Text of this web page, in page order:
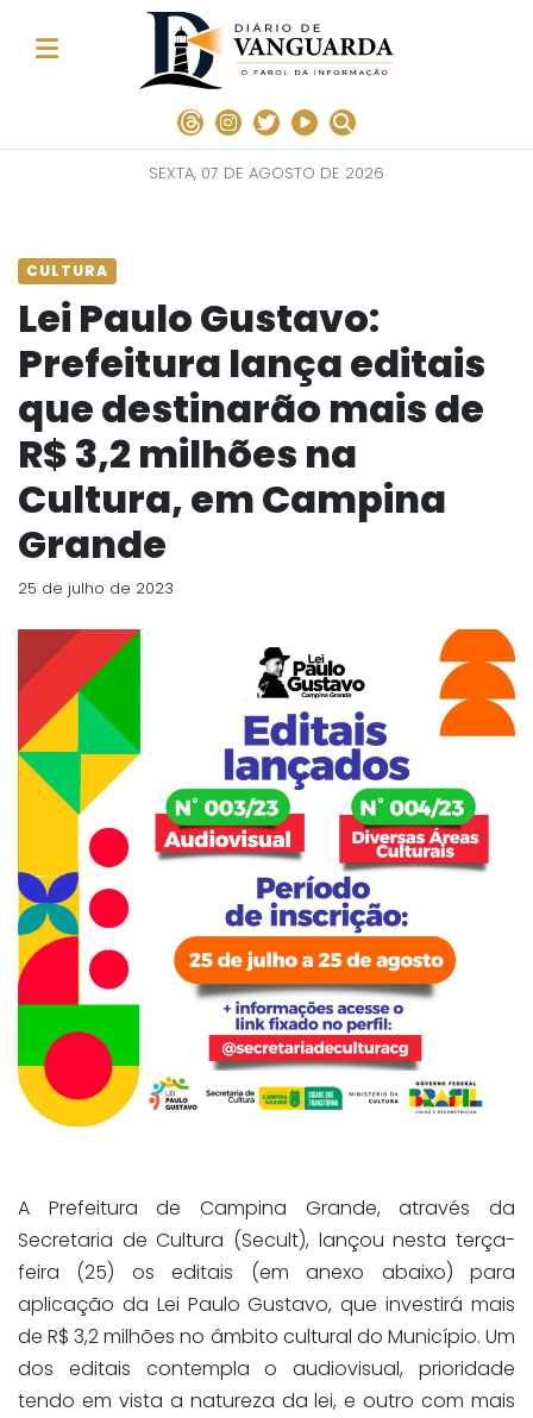
SEXTA, 07 DE AGOSTO DE 2026
CULTURA
Lei Paulo Gustavo:
Prefeitura lança editais
que destinarão mais de
R$ 3,2 milhões na
Cultura, em Campina
Grande
25 de julho de 2023
A Prefeitura de Campina Grande, através da
Secretaria de Cultura (Secult), lançou nesta terça-
feira (25) os editais (em anexo abaixo) para
aplicação da Lei Paulo Gustavo, que investirá mais
de R$ 3,2 milhões no âmbito cultural do Município. Um
dos editais contempla o audiovisual, prioridade
tendo em vista a natureza da lei, e outro com mais